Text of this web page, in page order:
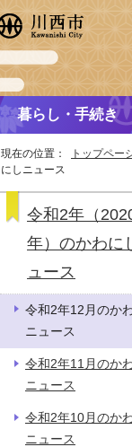
暮らし・手続き
現在の位置： トップペー
にしニュース
令和2年（
年）のかわに
ュース
令和2年12月のか
ニュース
令和2年11月のか
ニュース
令和2年10月のか
ニュース